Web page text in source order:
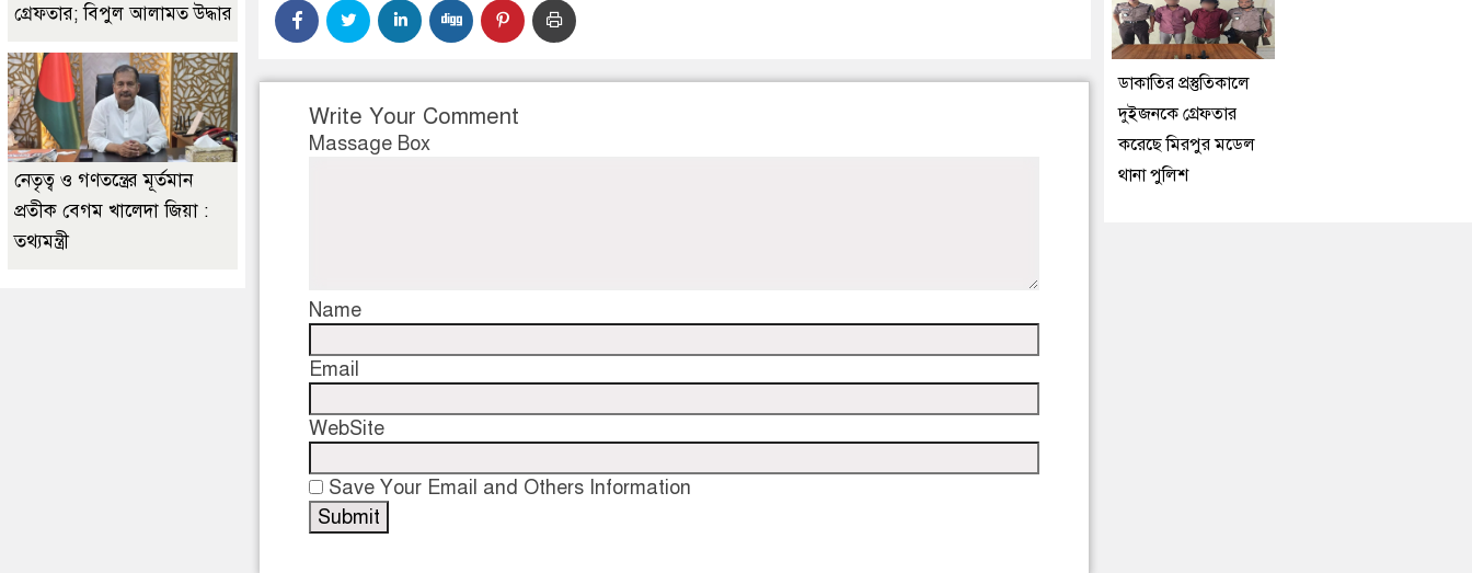
Write Your Comment
Massage Box
Name
Email
WebSite
Save Your Email and Others Information
গ্রেফতার; বিপুল আলামত উদ্ধার
নেতৃত্ব ও গণতন্ত্রের মূর্তমান
প্রতীক বেগম খালেদা জিয়া :
তথ্যমন্ত্রী
ডাকাতির প্রস্তুতিকালে
দুইজনকে গ্রেফতার
করেছে মিরপুর মডেল
থানা পুলিশ